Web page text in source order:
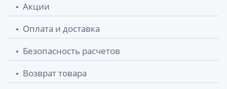
Акции
Оплата и доставка
Безопасность расчетов
Возврат товара